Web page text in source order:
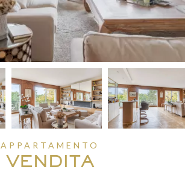
APPARTAMENTO
VENDITA